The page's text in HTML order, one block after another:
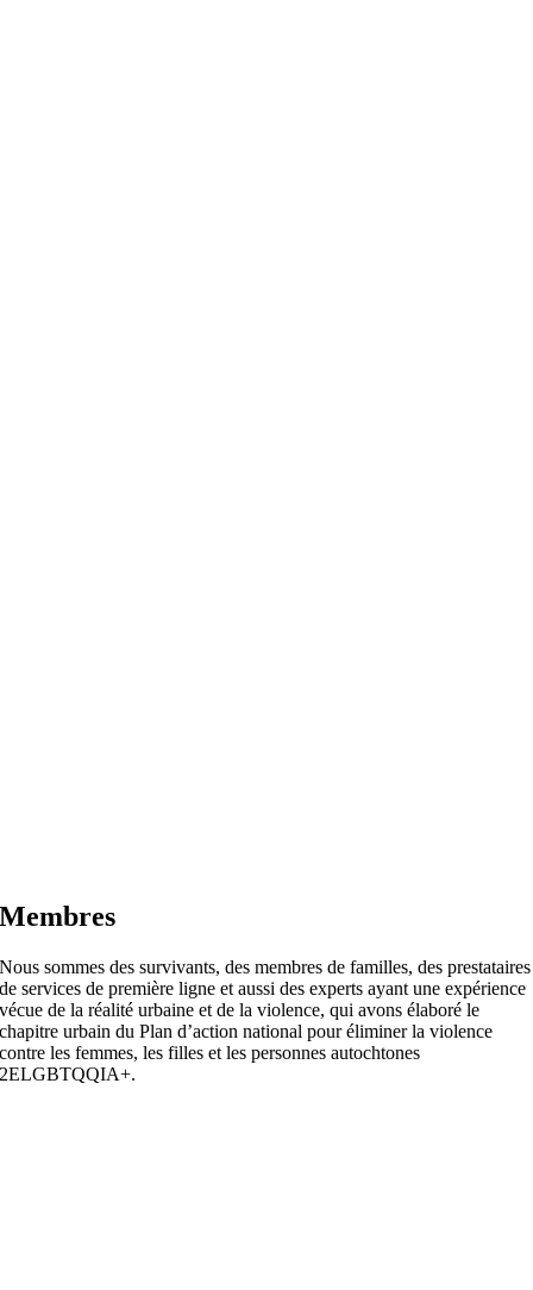
Membres
Nous sommes des survivants, des membres de familles, des prestataires
de services de première ligne et aussi des experts ayant une expérience
vécue de la réalité urbaine et de la violence, qui avons élaboré le
chapitre urbain du Plan d’action national pour éliminer la violence
contre les femmes, les filles et les personnes autochtones
2ELGBTQQIA+.